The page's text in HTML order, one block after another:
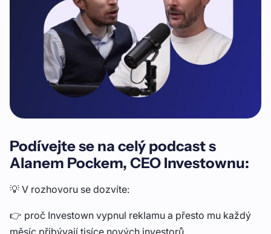
Podívejte se na celý podcast s
Alanem Pockem, CEO Investownu:
💡 V rozhovoru se dozvíte:
👉 proč Investown vypnul reklamu a přesto mu každý
měsíc přibývají tisíce nových investorů,